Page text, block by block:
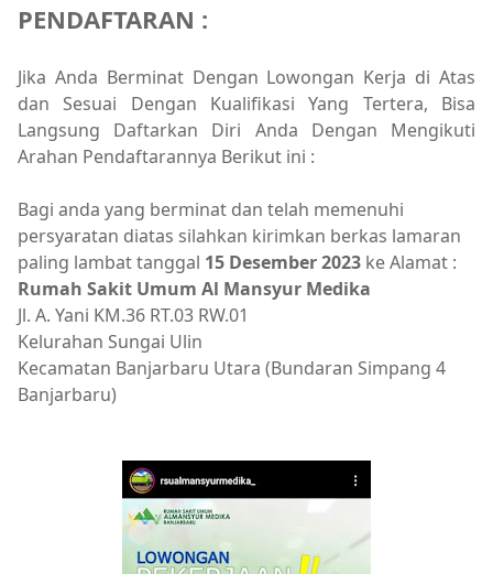
PENDAFTARAN :
Jika Anda Berminat Dengan Lowongan Kerja di Atas
dan Sesuai Dengan Kualifikasi Yang Tertera, Bisa
Langsung Daftarkan Diri Anda Dengan Mengikuti
Arahan Pendaftarannya Berikut ini :
Bagi anda yang berminat dan telah memenuhi
persyaratan diatas silahkan kirimkan berkas lamaran
paling lambat tanggal 15 Desember 2023 ke Alamat :
Rumah Sakit Umum Al Mansyur Medika
Jl. A. Yani KM.36 RT.03 RW.01
Kelurahan Sungai Ulin
Kecamatan Banjarbaru Utara (Bundaran Simpang 4
Banjarbaru)